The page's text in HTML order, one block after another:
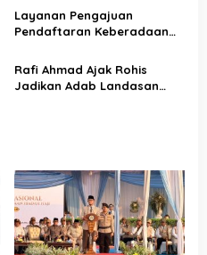
Layanan Pengajuan
Pendaftaran Keberadaan
Januari 2026
Rafi Ahmad Ajak Rohis
Jadikan Adab Landasan